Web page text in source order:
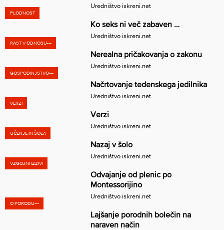
Uredništvo iskreni.net
PLODNOST
Ko seks ni več zabaven …
Uredništvo iskreni.net
RAST V ODNOSU---
Nerealna pričakovanja o zakonu
Uredništvo iskreni.net
GOSPODINJSTVO---
Načrtovanje tedenskega jedilnika
Uredništvo iskreni.net
VERZI
Verzi
Uredništvo iskreni.net
UČENJE IN ŠOLA
Nazaj v šolo
Uredništvo iskreni.net
VZGOJNI IZZIVI
Odvajanje od plenic po
Montessorijino
Uredništvo iskreni.net
O PORODU---
Lajšanje porodnih bolečin na
naraven način